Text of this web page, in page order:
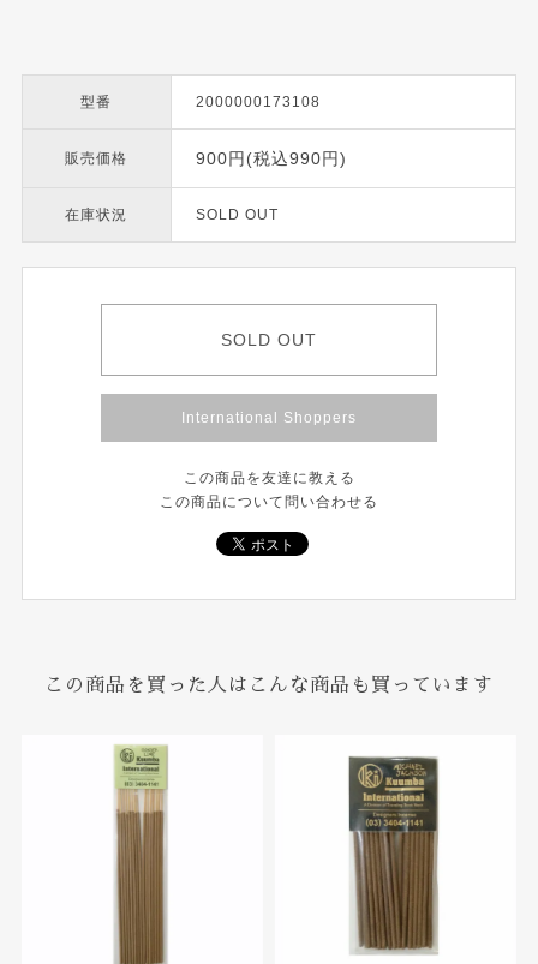
型番 2000000173108
販売価格 900円(税込990円)
在庫状況 SOLD OUT
SOLD OUT
International Shoppers
この商品を友達に教える
この商品について問い合わせる
この商品を買った人はこんな商品も買っています